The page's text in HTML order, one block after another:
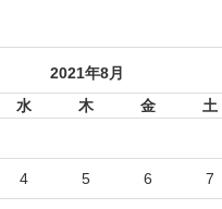
2021年8月
水 木 金 土
4 5 6 7